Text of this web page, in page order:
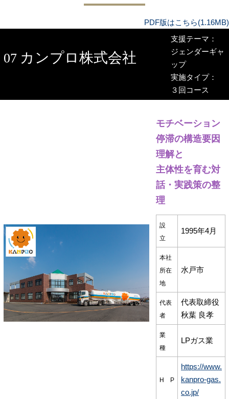
PDF版はこちら(1.16MB)
07 カンプロ株式会社
支援テーマ：
ジェンダーギャ
ップ
実施タイプ：
３回コース
モチベーション
停滞の構造要因
理解と
主体性を育む対
話・実践策の整
理
設
立
1995年4月
本社
所在
地
水戸市
代表
者
代表取締役
秋葉 良孝
業
種
LPガス業
H P
https://www.
kanpro-gas.
co.jp/